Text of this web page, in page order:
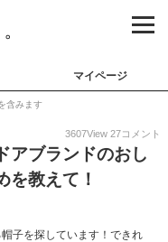
マイページ
含みます
3607View 27コメント
アブランドのおし
を教えて！
子を探しています！できれ